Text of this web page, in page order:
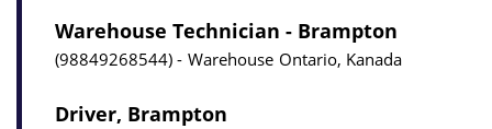
Warehouse Technician - Brampton
98849268544 Warehouse Ontario, Kanada
Driver, Brampton